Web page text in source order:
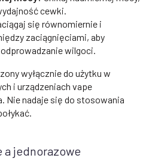
cewki.
się równomiernie i
zaciągnięciami, aby
wilgoci.
wyłącznie do użytku w
i urządzeniach vape
Nie nadaje się do stosowania
a jednorazowe